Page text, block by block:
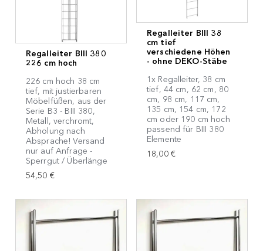
Regalleiter BIII 380
226 cm hoch
226 cm hoch 38 cm
tief, mit justierbaren
Möbelfüßen, aus der
Serie B3 - BIII 380,
Metall, verchromt,
Abholung nach
Absprache! Versand
nur auf Anfrage -
Sperrgut / Überlänge
54,50 €
Regalleiter BIII 38
cm tief
verschiedene Höhen
- ohne DEKO-Stäbe
1x Regalleiter, 38 cm
tief, 44 cm, 62 cm, 80
cm, 98 cm, 117 cm,
135 cm, 154 cm, 172
cm oder 190 cm hoch
passend für BIII 380
Elemente
18,00 €